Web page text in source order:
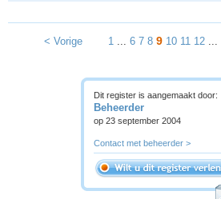
< Vorige 1 6 7 8 9 10 11 12
Dit register is aangemaakt door:
Beheerder
op 23 september 2004
Contact met beheerder >